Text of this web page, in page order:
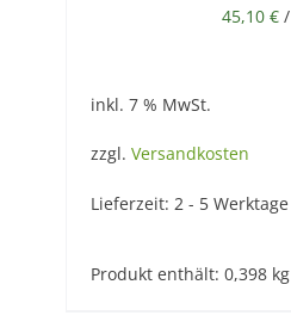
45,10 € /
inkl. 7 % MwSt.
zzgl. Versandkosten
Lieferzeit: 2 - 5 Werktage
Produkt enthält: 0,398 kg